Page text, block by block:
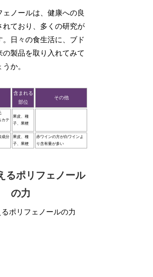
ェノールは、健康への良
れており、多くの研究が
。日々の食生活に、ブド
の製品を取り入れてみて
か。
含まれる
部位
その他
カテ
果皮、種
子、果梗
成分
果皮、種
子、果梗
赤ワインの方が白ワインよ
り含有量が多い
るポリフェノール
の力